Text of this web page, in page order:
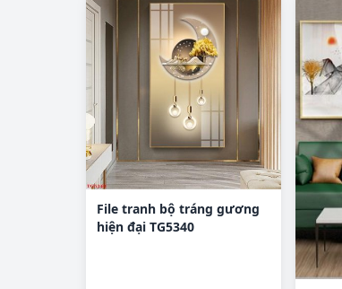
File tranh bộ tráng gương
hiện đại TG5340